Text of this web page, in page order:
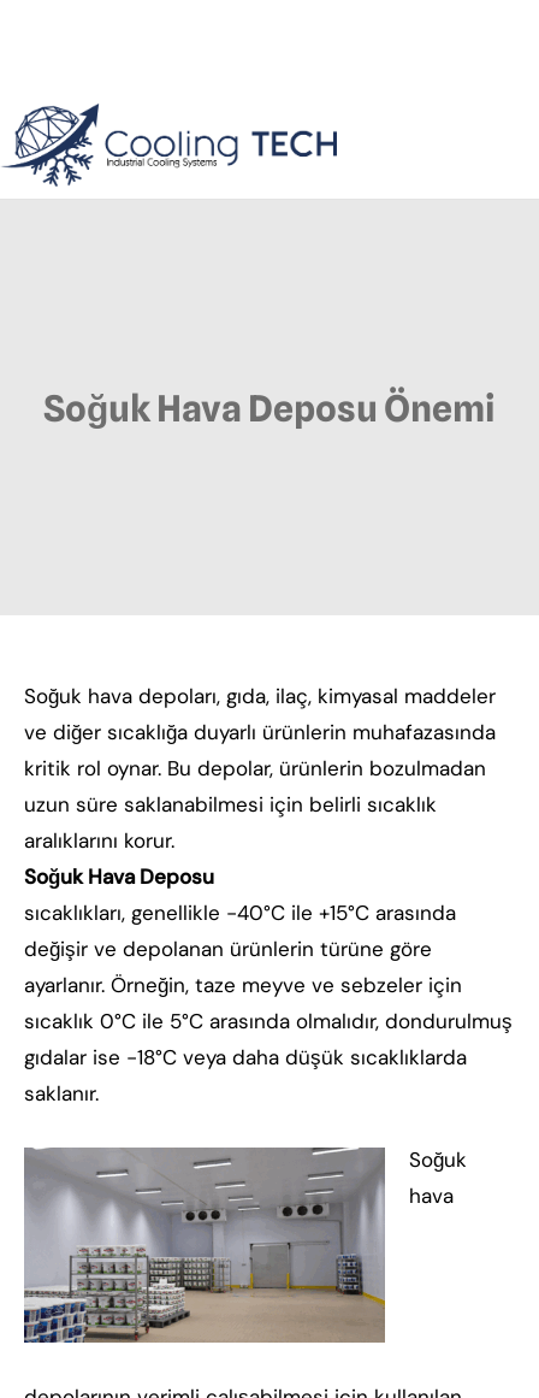
Soğuk Hava Deposu Önemi
Soğuk hava depoları, gıda, ilaç, kimyasal maddeler
ve diğer sıcaklığa duyarlı ürünlerin muhafazasında
kritik rol oynar. Bu depolar, ürünlerin bozulmadan
uzun süre saklanabilmesi için belirli sıcaklık
aralıklarını korur.
Soğuk Hava Deposu
sıcaklıkları, genellikle -40°C ile +15°C arasında
değişir ve depolanan ürünlerin türüne göre
ayarlanır. Örneğin, taze meyve ve sebzeler için
sıcaklık 0°C ile 5°C arasında olmalıdır, dondurulmuş
gıdalar ise -18°C veya daha düşük sıcaklıklarda
saklanır.
Soğuk
hava